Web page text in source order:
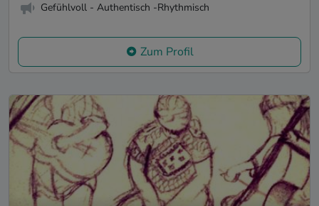
Gefühlvoll - Authentisch -Rhythmisch
Zum Profil